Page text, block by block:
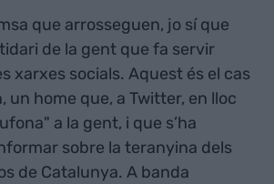
que arrosseguen, jo sí que
de la gent que fa servir
xarxes socials. Aquest és el cas
un home que, a Twitter, en lloc
a la gent, i que s’ha
sobre la teranyina dels
de Catalunya. A banda